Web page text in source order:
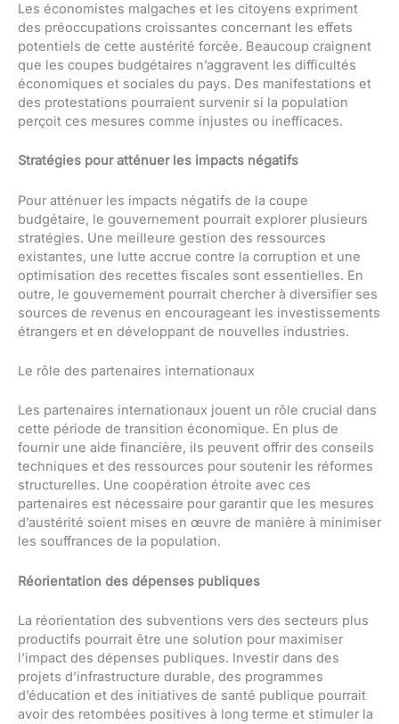
Les économistes malgaches et les citoyens expriment
des préoccupations croissantes concernant les effets
potentiels de cette austérité forcée. Beaucoup craignent
que les coupes budgétaires n’aggravent les difficultés
économiques et sociales du pays. Des manifestations et
des protestations pourraient survenir si la population
perçoit ces mesures comme injustes ou inefficaces.
Stratégies pour atténuer les impacts négatifs
Pour atténuer les impacts négatifs de la coupe
budgétaire, le gouvernement pourrait explorer plusieurs
stratégies. Une meilleure gestion des ressources
existantes, une lutte accrue contre la corruption et une
optimisation des recettes fiscales sont essentielles. En
outre, le gouvernement pourrait chercher à diversifier ses
sources de revenus en encourageant les investissements
étrangers et en développant de nouvelles industries.
Le rôle des partenaires internationaux
Les partenaires internationaux jouent un rôle crucial dans
cette période de transition économique. En plus de
fournir une aide financière, ils peuvent offrir des conseils
techniques et des ressources pour soutenir les réformes
structurelles. Une coopération étroite avec ces
partenaires est nécessaire pour garantir que les mesures
d’austérité soient mises en œuvre de manière à minimiser
les souffrances de la population.
Réorientation des dépenses publiques
La réorientation des subventions vers des secteurs plus
productifs pourrait être une solution pour maximiser
l’impact des dépenses publiques. Investir dans des
projets d’infrastructure durable, des programmes
d’éducation et des initiatives de santé publique pourrait
avoir des retombées positives à long terme et stimuler la